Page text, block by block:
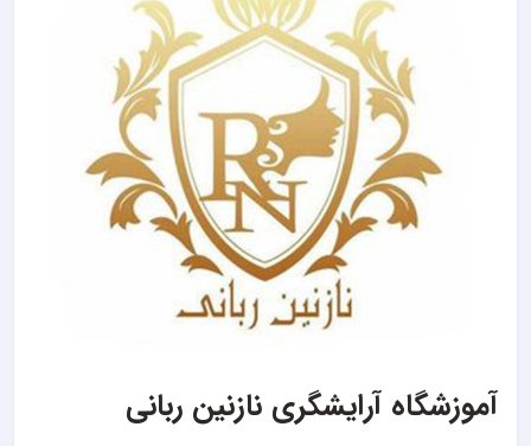
آموزشگاه آرایشگری نازنین ربانی